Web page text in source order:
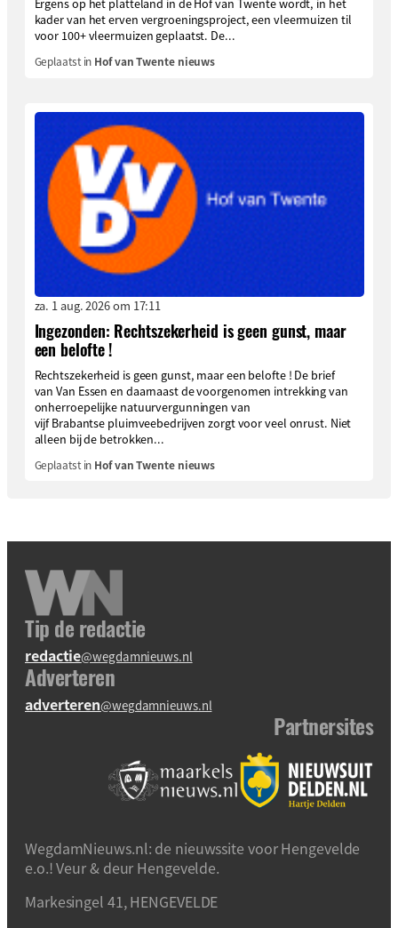
kader van het erven vergroeningsproject, een vleermuizen til
voor 100+ vleermuizen geplaatst. De...
Geplaatst in Hof van Twente nieuws
za. 1 aug. 2026 om 17:11
Ingezonden: Rechtszekerheid is geen gunst, maar
een belofte !
Rechtszekerheid is geen gunst, maar een belofte ! De brief
van Van Essen en daarnaast de voorgenomen intrekking van
onherroepelijke natuurvergunningen van
vijf Brabantse pluimveebedrijven zorgt voor veel onrust. Niet
alleen bij de betrokken...
Geplaatst in Hof van Twente nieuws
Tip de redactie
redactie@wegdamnieuws.nl
Adverteren
adverteren@wegdamnieuws.nl
Partnersites
WegdamNieuws.nl: de nieuwssite voor Hengevelde
e.o.! Veur & deur Hengevelde.
Markesingel 41, HENGEVELDE